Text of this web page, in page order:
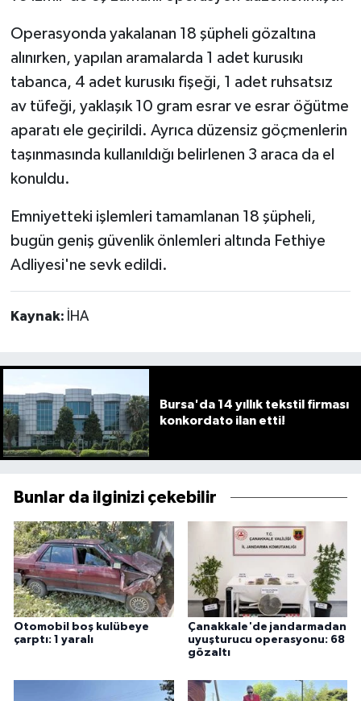
Operasyonda yakalanan 18 şüpheli gözaltına
alınırken, yapılan aramalarda 1 adet kurusıkı
tabanca, 4 adet kurusıkı fişeği, 1 adet ruhsatsız
av tüfeği, yaklaşık 10 gram esrar ve esrar öğütme
aparatı ele geçirildi. Ayrıca düzensiz göçmenlerin
taşınmasında kullanıldığı belirlenen 3 araca da el
konuldu.
Emniyetteki işlemleri tamamlanan 18 şüpheli,
bugün geniş güvenlik önlemleri altında Fethiye
Adliyesi'ne sevk edildi.
Kaynak: İHA
Bursa'da 14 yıllık tekstil firması
konkordato ilan etti!
Bunlar da ilginizi çekebilir
Otomobil boş kulübeye
çarptı: 1 yaralı
Çanakkale'de jandarmadan
uyuşturucu operasyonu: 68
gözaltı